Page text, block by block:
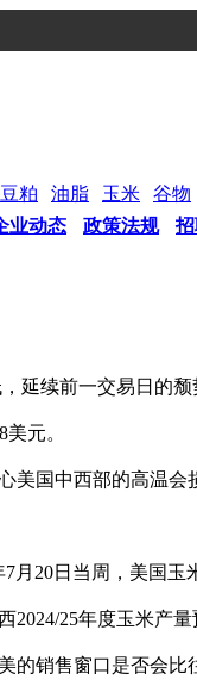
豆粕 油脂 玉米
谷物
业动态 政策法规
延续前一交易日的
元。
国中西部的高温会
日当周，美国玉
25年度玉米产量
售窗口是否会比